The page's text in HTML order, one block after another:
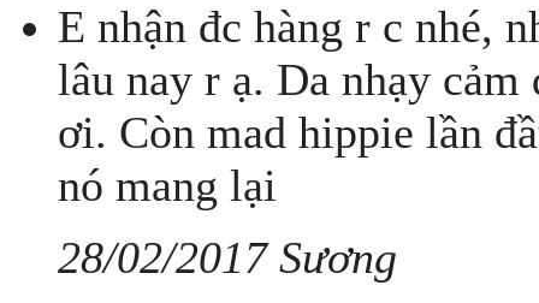
E nhận đc hàng r c nhé,
lâu nay r ạ. Da nhạy
ơi. Còn mad hippie lần
nó mang lại
28/02/2017 Sương